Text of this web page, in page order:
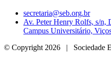
secretaria@seb.org.br
Av. Peter Henry Rolfs, s/n,
Campus Universitário,
© Copyright 2026 | Sociedade